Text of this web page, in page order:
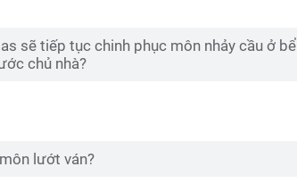
sẽ tiếp tục chinh phục môn nhảy cầu ở bể
chủ nhà?
lướt ván?